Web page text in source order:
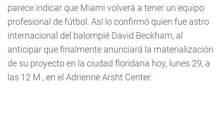
parece indicar que Miami volverá a tener un equipo
profesional de fútbol. Así lo confirmó quien fue astro
internacional del balompié David Beckham, al
anticipar que finalmente anunciará la materialización
de su proyecto en la ciudad floridana hoy, lunes 29, a
las 12 M., en el Adrienne Arsht Center.